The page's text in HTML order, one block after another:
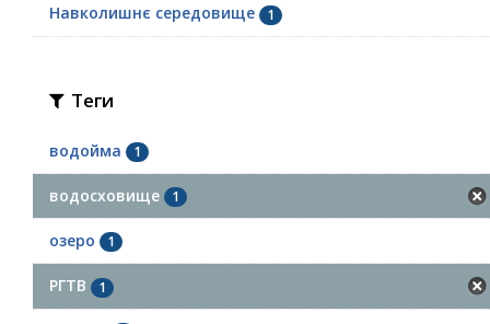
Навколишнє середовище 1
Теги
водойма 1
водосховище 1
озеро 1
РГТВ 1